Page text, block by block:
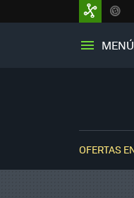
MENÚ
OFERTAS